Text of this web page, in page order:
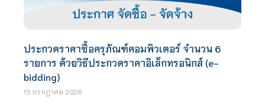
ประกวดราคาซื้อครุภัณฑ์คอมพิวเตอร์ จำนวน 6
รายการ ด้วยวิธีประกวดราคาอิเล็กทรอนิกส์ (e-
bidding)
15 กรกฎาคม 2026